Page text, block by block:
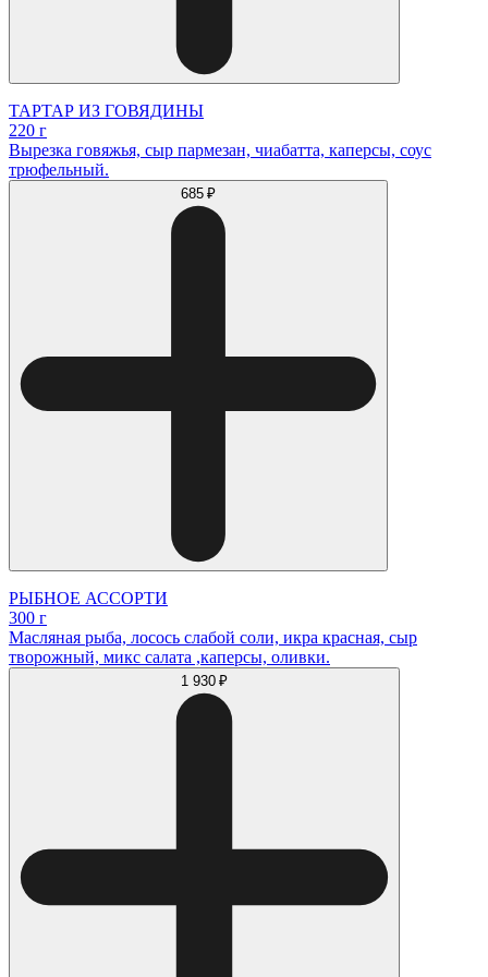
ТАРТАР ИЗ ГОВЯДИНЫ
220 г
Вырезка говяжья, сыр пармезан, чиабатта, каперсы, соус
трюфельный.
685 ₽
РЫБНОЕ АССОРТИ
300 г
Масляная рыба, лосось слабой соли, икра красная, сыр
творожный, микс салата ,каперсы, оливки.
1 930 ₽